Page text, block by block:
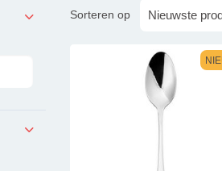
Sorteren op